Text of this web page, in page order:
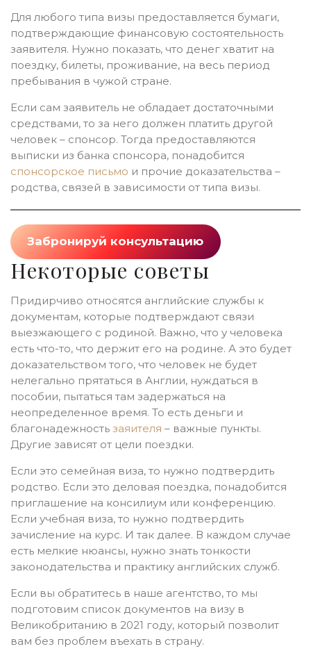
Для любого типа визы предоставляется бумаги,
подтверждающие финансовую состоятельность
заявителя. Нужно показать, что денег хватит на
поездку, билеты, проживание, на весь период
пребывания в чужой стране.
Если сам заявитель не обладает достаточными
средствами, то за него должен платить другой
человек – спонсор. Тогда предоставляются
выписки из банка спонсора, понадобится
спонсорское письмо и прочие доказательства –
родства, связей в зависимости от типа визы.
Забронируй консультацию
Некоторые советы
Придирчиво относятся английские службы к
документам, которые подтверждают связи
выезжающего с родиной. Важно, что у человека
есть что-то, что держит его на родине. А это будет
доказательством того, что человек не будет
нелегально прятаться в Англии, нуждаться в
пособии, пытаться там задержаться на
неопределенное время. То есть деньги и
благонадежность заяителя – важные пункты.
Другие зависят от цели поездки.
Если это семейная виза, то нужно подтвердить
родство. Если это деловая поездка, понадобится
приглашение на консилиум или конференцию.
Если учебная виза, то нужно подтвердить
зачисление на курс. И так далее. В каждом случае
есть мелкие нюансы, нужно знать тонкости
законодательства и практику английских служб.
Если вы обратитесь в наше агентство, то мы
подготовим список документов на визу в
Великобританию в 2021 году, который позволит
вам без проблем въехать в страну.